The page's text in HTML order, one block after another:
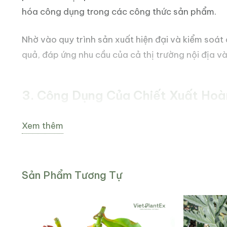
hóa công dụng trong các công thức sản phẩm.
Nhờ vào quy trình sản xuất hiện đại và kiểm
quả, đáp ứng nhu cầu của cả thị trường nội địa
3. Công Dụng Của Chiết Xuất
Hoàng Cầm đã được nghiên cứu rộng rãi và
3.1. Hoạt động bảo vệ gan
Chiết xuất Hoàng Cầm có khả năng bảo vệ
Cầm giúp giảm nồng độ các enzym ALT và
Xem thêm
Sản Phẩm Tương Tự